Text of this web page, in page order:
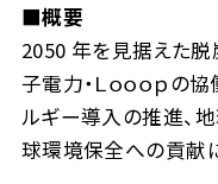
■概要
2050 年を見据えた脱
子電力・Ｌｏｏｏｐ
ルギー導入の推進、
球環境保全への貢献